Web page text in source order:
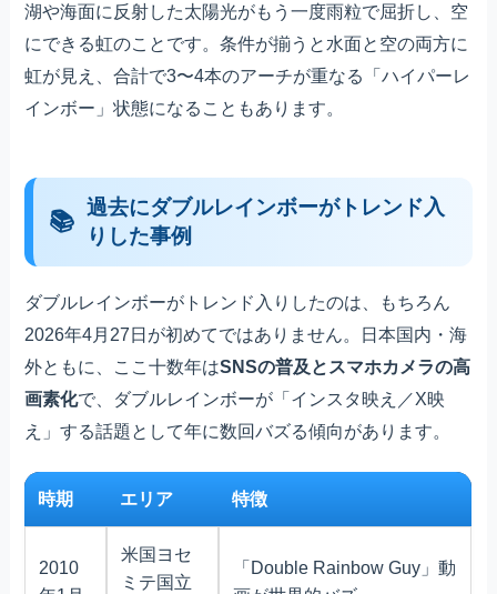
湖や海面に反射した太陽光がもう一度雨粒で屈折し、空
にできる虹のことです。条件が揃うと水面と空の両方に
虹が見え、合計で3〜4本のアーチが重なる「ハイパーレ
インボー」状態になることもあります。
過去にダブルレインボーがトレンド入
りした事例
ダブルレインボーがトレンド入りしたのは、もちろん
2026年4月27日が初めてではありません。日本国内・海
外ともに、ここ十数年はSNSの普及とスマホカメラの高
画素化で、ダブルレインボーが「インスタ映え／X映
え」する話題として年に数回バズる傾向があります。
時期 エリア 特徴
2010
米国ヨセ
ミテ国立
「Double Rainbow Guy」動